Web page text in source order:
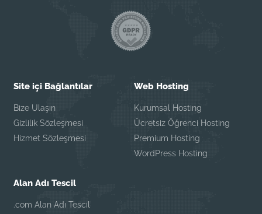
Site içi Bağlantılar
Bize Ulaşın
Gizlilik Sözleşmesi
Hizmet Sözleşmesi
Web Hosting
Kurumsal Hosting
Ücretsiz Öğrenci Hosting
Premium Hosting
WordPress Hosting
Alan Adı Tescil
.com Alan Adı Tescil